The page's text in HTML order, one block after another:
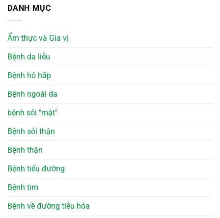
DANH MỤC
Ẩm thực và Gia vị
Bệnh da liễu
Bệnh hô hấp
Bệnh ngoài da
bệnh sỏi "mật"
Bệnh sỏi thận
Bệnh thận
Bệnh tiểu đường
Bệnh tim
Bệnh về đường tiêu hóa